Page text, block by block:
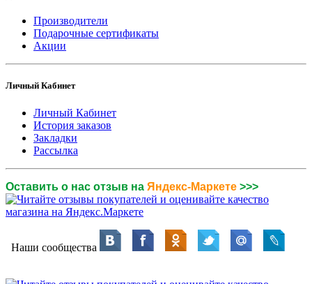
Производители
Подарочные сертификаты
Акции
Личный Кабинет
Личный Кабинет
История заказов
Закладки
Рассылка
Оставить о нас отзыв на Яндекс-Маркете >>>
Наши сообщества